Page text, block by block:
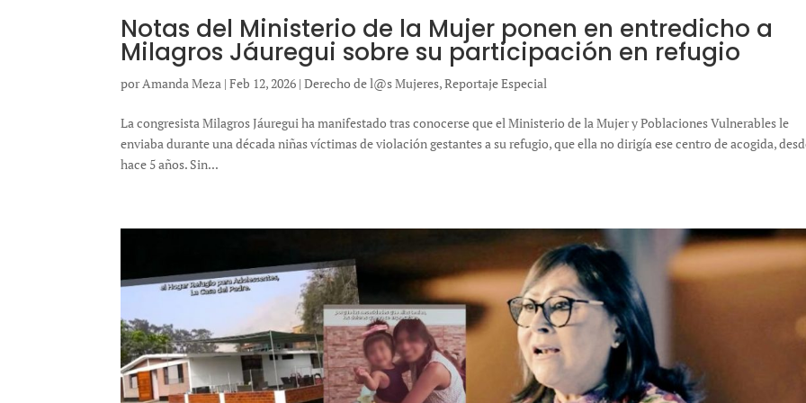
Notas del Ministerio de la Mujer ponen en entredicho a
Milagros Jáuregui sobre su participación en refugio
porAmanda Meza |Feb 12, 2026 |Derecho de l@s Mujeres,Reportaje Especial
La congresista Milagros Jáuregui ha manifestado tras conocerse que el Ministerio de la Mujer y Poblaciones Vulnerables le
enviaba durante una década niñas víctimas de violación gestantes a su refugio, que ella no dirigía ese centro de acogida,
hace 5 años. Sin...